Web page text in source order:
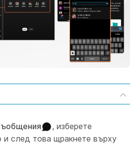
, изберете
и след това щракнете върху